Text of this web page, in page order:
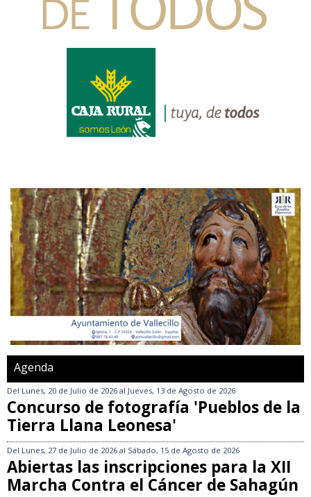
Agenda
Del Lunes, 20 de Julio de 2026 al Jueves, 13 de Agosto de 2026
Concurso de fotografía 'Pueblos de la
Tierra Llana Leonesa'
Del Lunes, 27 de Julio de 2026 al Sábado, 15 de Agosto de 2026
Abiertas las inscripciones para la XII
Marcha Contra el Cáncer de Sahagún